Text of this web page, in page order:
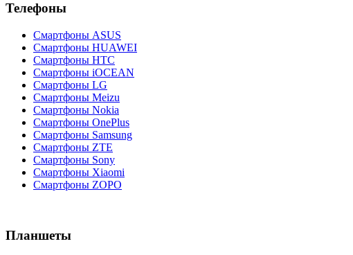
Телефоны
Смартфоны ASUS
Смартфоны HUAWEI
Смартфоны HTC
Смартфоны iOCEAN
Смартфоны LG
Смартфоны Meizu
Смартфоны Nokia
Смартфоны OnePlus
Смартфоны Samsung
Смартфоны ZTE
Смартфоны Sony
Смартфоны Xiaomi
Смартфоны ZOPO
Планшеты